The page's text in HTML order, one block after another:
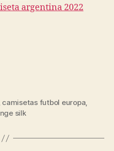
argentina 2022
camisetas futbol europa,
silk